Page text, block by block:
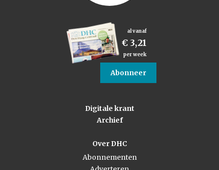
al vanaf
€ 3,21
per week
Abonneer
Digitale krant
Archief
Over DHC
Abonnementen